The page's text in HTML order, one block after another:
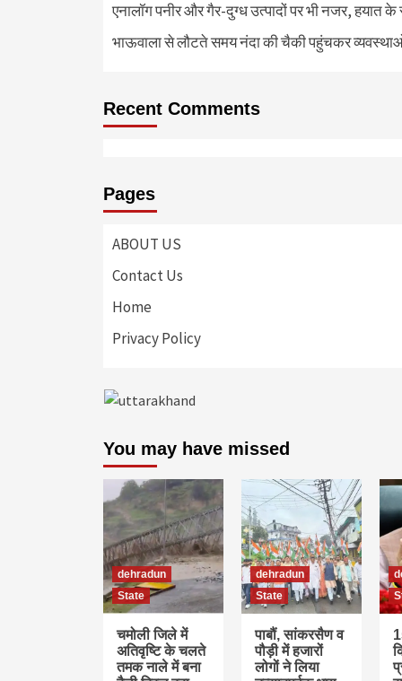
एनालॉग पनीर और गैर-दुग्ध उत्पादों पर भी नजर, हयात
भाऊवाला से लौटते समय नंदा की चैकी पहुंचकर
Recent Comments
Pages
ABOUT US
Contact Us
Home
Privacy Policy
You may have missed
dehradun
State
चमोली जिले में
अतिवृष्टि के चलते
तमक नाले में बना
dehradun
State
पाबौं, सांकरसैण व
पौड़ी में हजारों
लोगों ने लिया